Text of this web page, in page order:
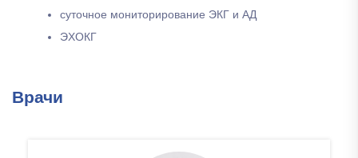
суточное мониторирование ЭКГ и АД
ЭХОКГ
Врачи